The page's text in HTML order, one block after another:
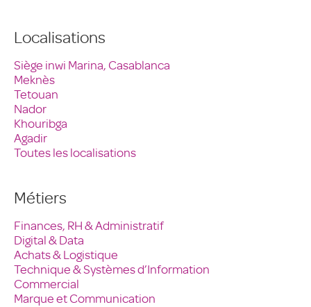
Localisations
Siège inwi Marina, Casablanca
Meknès
Tetouan
Nador
Khouribga
Agadir
Toutes les localisations
Métiers
Finances, RH & Administratif
Digital & Data
Achats & Logistique
Technique & Systèmes d’Information
Commercial
Marque et Communication